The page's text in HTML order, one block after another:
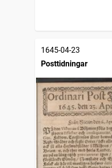
1645-04-23
Posttidningar